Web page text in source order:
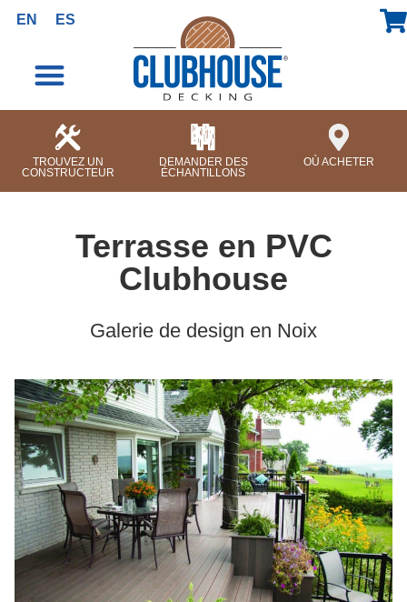
principal
EN ES
TROUVEZ UN
CONSTRUCTEUR
DEMANDER DES
ÉCHANTILLONS
OÙ ACHETER
Terrasse en PVC
Clubhouse
Galerie de design en Noix